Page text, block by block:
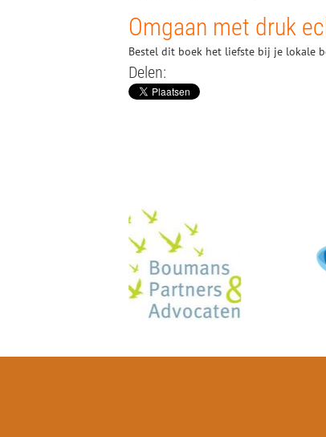
Omgaan met druk
Bestel dit boek het liefste bij je lokale
Delen: